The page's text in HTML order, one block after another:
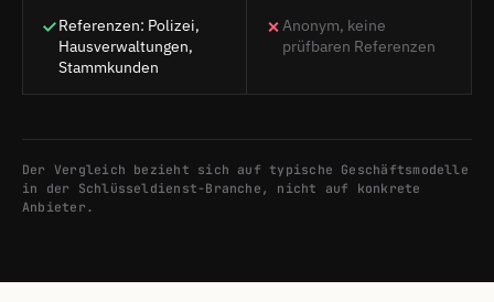
Referenzen: Polizei,
Hausverwaltungen,
Stammkunden
Anonym, keine
prüfbaren Referenzen
Der Vergleich bezieht sich auf typische Geschäftsmodelle
in der Schlüsseldienst-Branche, nicht auf konkrete
Anbieter.